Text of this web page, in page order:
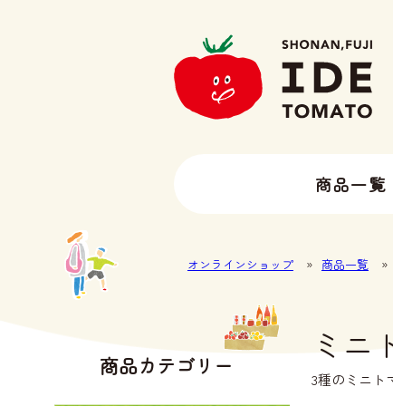
商品一覧
オンラインショップ » 商品一覧 »
ミニ
3種のミニト
商品カテゴリー